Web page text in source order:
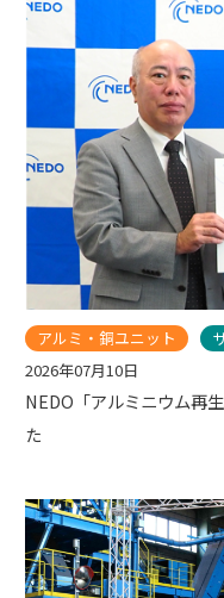
アルミ・銅ユニット
2026年07月10日
NEDO「アルミニウム再
た